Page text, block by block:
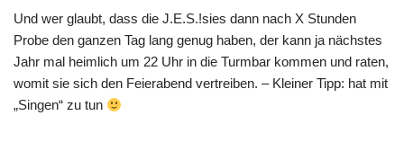
Und wer glaubt, dass die J.E.S.!sies dann nach X Stunden
Probe den ganzen Tag lang genug haben, der kann ja nächstes
Jahr mal heimlich um 22 Uhr in die Turmbar kommen und raten,
womit sie sich den Feierabend vertreiben. – Kleiner Tipp: hat mit
„Singen“ zu tun